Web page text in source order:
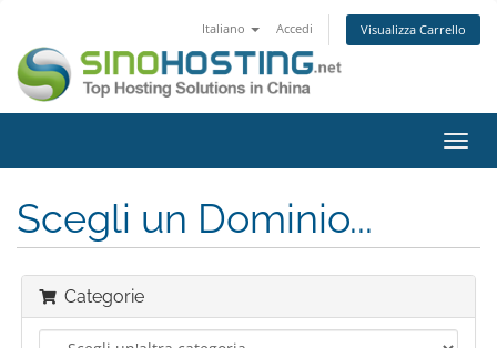
Italiano Accedi Visualizza Carrello
Attiva
Scegli un Dominio...
Categorie